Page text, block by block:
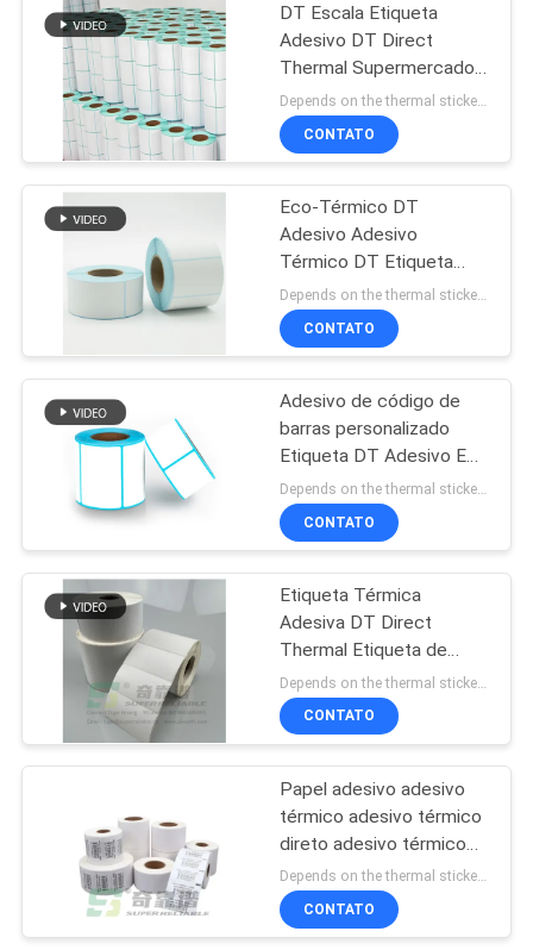
UMAS
CITAÇÕES
MAPA
DO
SITEEtiqueta adesiva do
código de barras
34
Etiqueta da etiqueta
adesiva
Material
esparadrapo forte
super da etiqueta da
colagem
13
DT Escala Etiqueta
Adesivo DT Direct
Thermal Supermercado
Etiqueta de preço
Adesivo HM2033L
Modelo
Depends on the thermal sticker order quantity MOQ:500 ROL
CONTATO
Eco-Térmico DT
Adesivo Adesivo
Térmico DT Etiqueta
Adesivo Personalizado
CONTATO
Adesivo de código de
barras personalizado
Etiqueta DT Adesivo Eco
Adesivo térmico com
revestimento de vidro
azul
CONTATO
Etiqueta Térmica
Adesiva DT Direct
Thermal Etiqueta de
Código de Barras
Tamanho Personalizado
CONTATO
Papel adesivo adesivo
térmico adesivo térmico
direto adesivo térmico
superior adesivo térmico
adesivo térmico TC
adesivo térmico
Depends on the thermal sticker order quantity MOQ:100 rolos
CONTATO